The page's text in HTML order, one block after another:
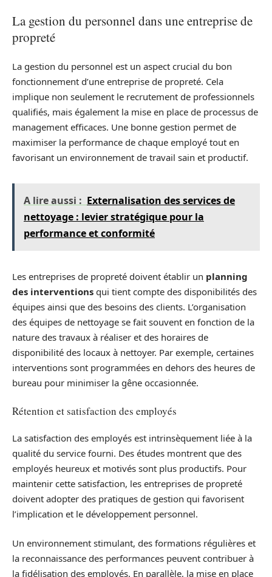
La gestion du personnel dans une entreprise de
propreté
La gestion du personnel est un aspect crucial du bon
fonctionnement d’une entreprise de propreté. Cela
implique non seulement le recrutement de professionnels
qualifiés, mais également la mise en place de processus de
management efficaces. Une bonne gestion permet de
maximiser la performance de chaque employé tout en
favorisant un environnement de travail sain et productif.
A lire aussi : Externalisation des services de
nettoyage : levier stratégique pour la
performance et conformité
Les entreprises de propreté doivent établir un planning
des interventions qui tient compte des disponibilités des
équipes ainsi que des besoins des clients. L’organisation
des équipes de nettoyage se fait souvent en fonction de la
nature des travaux à réaliser et des horaires de
disponibilité des locaux à nettoyer. Par exemple, certaines
interventions sont programmées en dehors des heures de
bureau pour minimiser la gêne occasionnée.
Rétention et satisfaction des employés
La satisfaction des employés est intrinsèquement liée à la
qualité du service fourni. Des études montrent que des
employés heureux et motivés sont plus productifs. Pour
maintenir cette satisfaction, les entreprises de propreté
doivent adopter des pratiques de gestion qui favorisent
l’implication et le développement personnel.
Un environnement stimulant, des formations régulières et
la reconnaissance des performances peuvent contribuer à
la fidélisation des employés. En parallèle, la mise en place